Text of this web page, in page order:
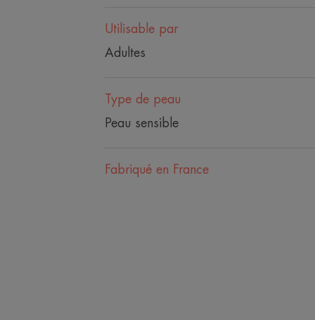
Utilisable par
Adultes
Type de peau
Peau sensible
Fabriqué en France